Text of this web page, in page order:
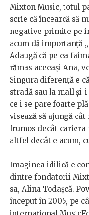
Mixton Music, totul
scrie că încearcă să
negative primite pe
acum dă importanță
Adaugă că pe ea
rămas aceeași Ana,
Singura diferență e
stradă sau la mall și-i
ce i se pare foarte
visează să ajungă
frumos decât cariera
altfel decât e acum,
Imaginea idilică e
dintre fondatorii
sa, Alina Todașcă.
început în 2005, pe